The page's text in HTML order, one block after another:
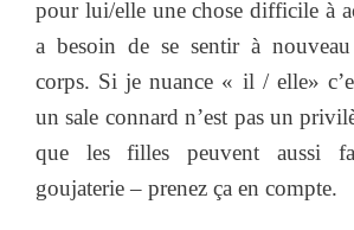
pour lui/elle une chose difficile à
a besoin de se sentir à
corps. Si je nuance « il / elle»
un sale connard n’est pas un
que les filles peuvent aussi
goujaterie – prenez ça en compte.